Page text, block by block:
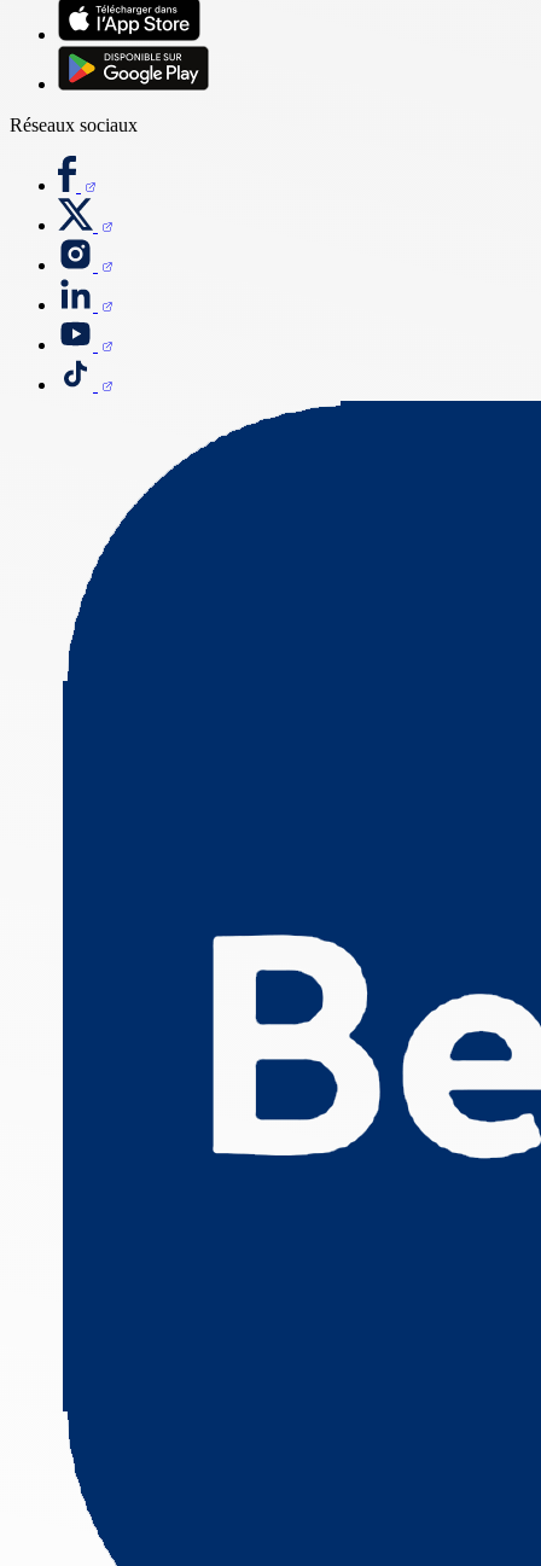
Réseaux sociaux